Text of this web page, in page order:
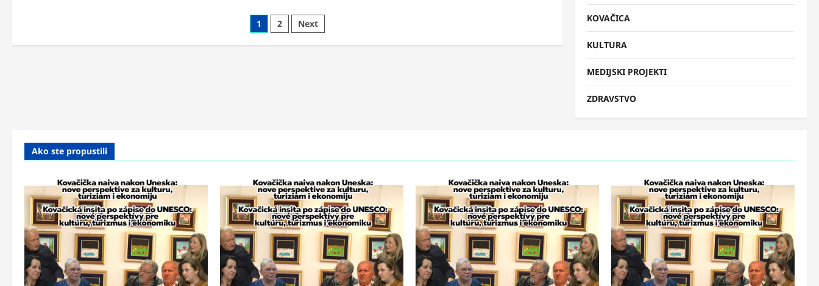
Posts
pagination
1 2 Next KOVAČICA
KULTURA
MEDIJSKI PROJEKTI
ZDRAVSTVO
Ako ste propustili